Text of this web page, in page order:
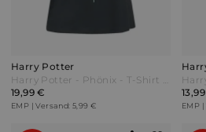
Harry Potter
Harry Potter - Phönix - T-Shirt - schwarz
19,99 €
EMP | Versand: 5,99 € EMP